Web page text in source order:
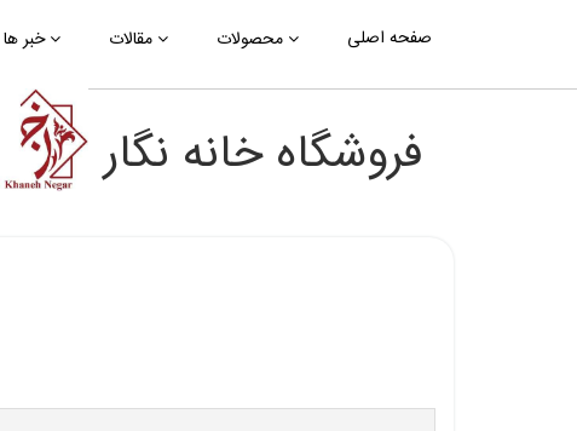
صفحه اصلی محصولات مقالات خبر ها
فروشگاه خانه نگار